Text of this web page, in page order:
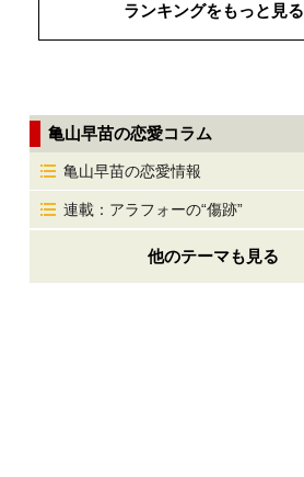
ランキングをもっと見る
亀山早苗の恋愛コラム
亀山早苗の恋愛情報
連載：アラフォーの“傷跡”
他のテーマも見る